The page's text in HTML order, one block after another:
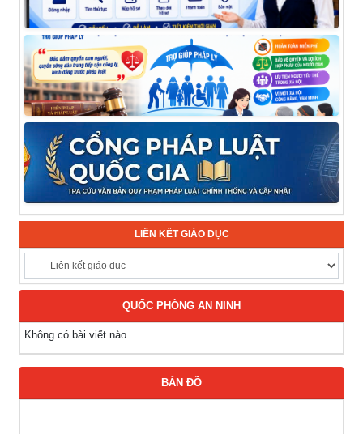
LIÊN KẾT GIÁO DỤC
QUỐC PHÒNG AN NINH
Không có bài viết nào.
BẢN ĐỒ